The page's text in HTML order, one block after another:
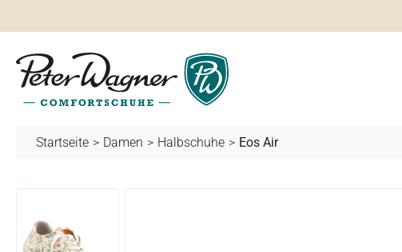
Startseite > Damen > Halbschuhe > Eos Air